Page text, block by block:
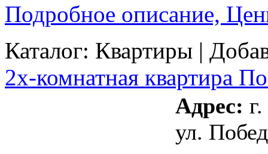
Подробное описание,
Каталог: Квартиры |
2х-комнатная квартира
Адрес:
ул.